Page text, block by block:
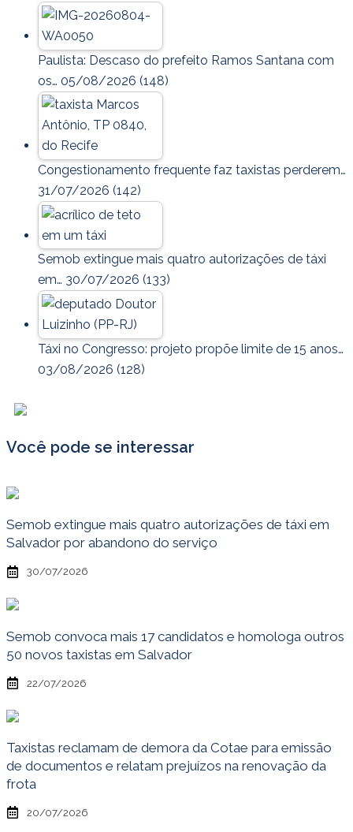
Paulista: Descaso do prefeito Ramos Santana com
os… 05/08/2026 (148)
Congestionamento frequente faz taxistas perderem…
31/07/2026 (142)
Semob extingue mais quatro autorizações de táxi
em… 30/07/2026 (133)
Táxi no Congresso: projeto propõe limite de 15 anos…
03/08/2026 (128)
Você pode se interessar
Semob extingue mais quatro autorizações de táxi em
Salvador por abandono do serviço
30/07/2026
Semob convoca mais 17 candidatos e homologa outros
50 novos taxistas em Salvador
22/07/2026
Taxistas reclamam de demora da Cotae para emissão
de documentos e relatam prejuízos na renovação da
frota
20/07/2026